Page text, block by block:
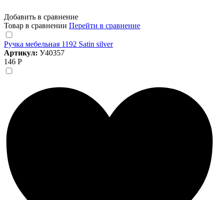
Добавить в сравнение
Товар в сравнении Перейти в сравнение
Ручка мебельная 1192 Satin silver
Артикул: У40357
146 Р